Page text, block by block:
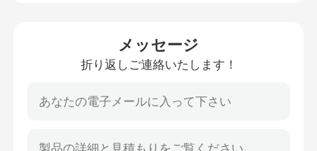
AC BLDCモーター
ACファンモーター
単相AC誘導電動機
メッセージ
折り返しご連絡いたします！